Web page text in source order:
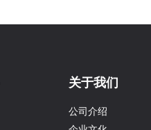
关于我们
公司介绍